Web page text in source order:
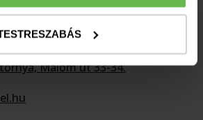
Malom út 33-34.